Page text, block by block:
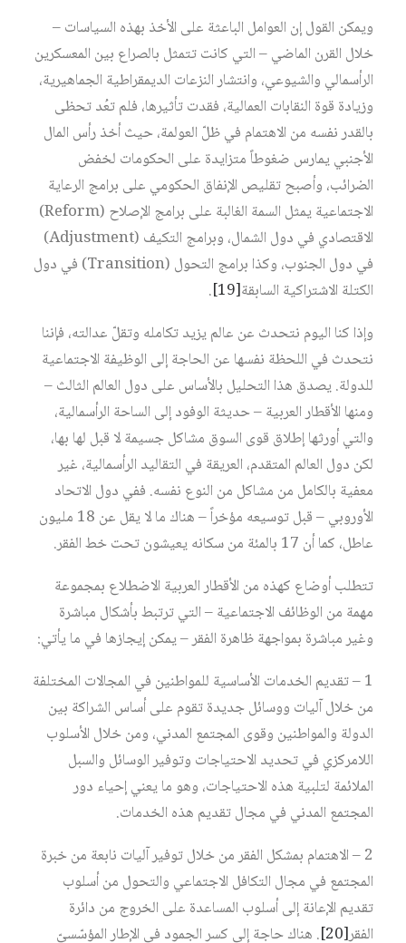
ويمكن القول إن العوامل الباعثة على الأخذ بهذه السياسات –
خلال القرن الماضي – التي كانت تتمثل بالصراع بين المعسكرين
الرأسمالي والشيوعي، وانتشار النزعات الديمقراطية الجماهيرية،
وزيادة قوة النقابات العمالية، فقدت تأثيرها، فلم تعُد تحظى
بالقدر نفسه من الاهتمام في ظلّ العولمة، حيث أخذ رأس المال
الأجنبي يمارس ضغوطاً متزايدة على الحكومات لخفض
الضرائب، وأصبح تقليص الإنفاق الحكومي على برامج الرعاية
الاجتماعية يمثل السمة الغالبة على برامج الإصلاح (Reform)
الاقتصادي في دول الشمال، وبرامج التكيف (Adjustment)
في دول الجنوب، وكذا برامج التحول (Transition) في دول
الكتلة الاشتراكية السابقة[19]
.
وإذا كنا اليوم نتحدث عن عالم يزيد تكامله وتقلّ عدالته، فإننا
نتحدث في اللحظة نفسها عن الحاجة إلى الوظيفة الاجتماعية
للدولة. يصدق هذا التحليل بالأساس على دول العالم الثالث –
ومنها الأقطار العربية – حديثة الوفود إلى الساحة الرأسمالية،
والتي أورثها إطلاق قوى السوق مشاكل جسيمة لا قبل لها بها،
لكن دول العالم المتقدم، العريقة في التقاليد الرأسمالية، غير
معفية بالكامل من مشاكل من النوع نفسه. ففي دول الاتحاد
الأوروبي – قبل توسيعه مؤخراً – هناك ما لا يقل عن 18 مليون
عاطل، كما أن 17 بالمئة من سكانه يعيشون تحت خط الفقر.
تتطلب أوضاع كهذه من الأقطار العربية الاضطلاع بمجموعة
مهمة من الوظائف الاجتماعية – التي ترتبط بأشكال مباشرة
وغير مباشرة بمواجهة ظاهرة الفقر – يمكن إيجازها في ما يأتي:
1 – تقديم الخدمات الأساسية للمواطنين في المجالات المختلفة
من خلال آليات ووسائل جديدة تقوم على أساس الشراكة بين
الدولة والمواطنين وقوى المجتمع المدني، ومن خلال الأسلوب
اللامركزي في تحديد الاحتياجات وتوفير الوسائل والسبل
الملائمة لتلبية هذه الاحتياجات، وهو ما يعني إحياء دور
المجتمع المدني في مجال تقديم هذه الخدمات.
2 – الاهتمام بمشكل الفقر من خلال توفير آليات نابعة من خبرة
المجتمع في مجال التكافل الاجتماعي والتحول من أسلوب
تقديم الإعانة إلى أسلوب المساعدة على الخروج من دائرة
الفقر[20] . هناك حاجة إلى كسر الجمود في الإطار المؤسّسيّ